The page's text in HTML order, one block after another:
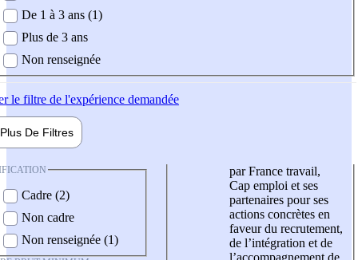
De 1 à 3 ans (1)
Plus de 3 ans
Non renseignée
le filtre de l'expérience demandée
Plus De Filtres
Cadre (2)
Non cadre
Non renseignée (1)
par France travail,
Cap emploi et ses
partenaires pour ses
actions concrètes en
faveur du recrutement,
de l’intégration et de
l’accompagnement de